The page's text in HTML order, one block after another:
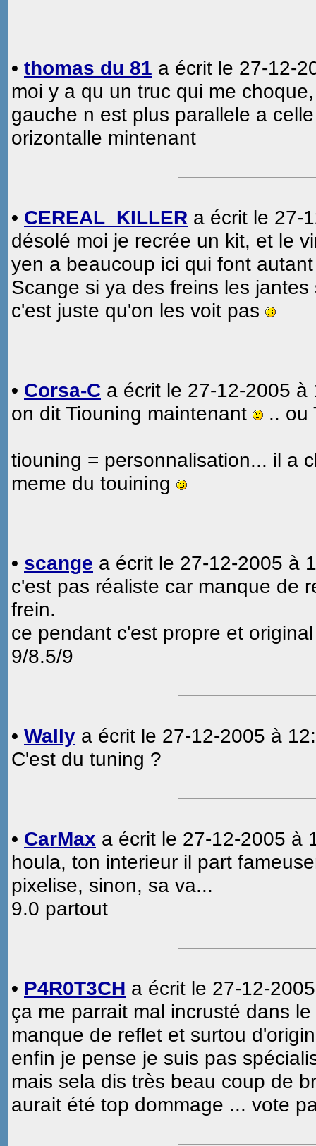
• thomas du 81 a écrit le 27-12-
moi y a qu un truc qui me
gauche n est plus parallele a
orizontalle mintenant
• CEREAL_KILLER a écrit le 27-
désolé moi je recrée un kit, et le
yen a beaucoup ici qui font
Scange si ya des freins les
c'est juste qu'on les voit pas
• Corsa-C a écrit le 27-12-2005 à
on dit Tiouning maintenant
.. ou
tiouning = personnalisation... il a
meme du touining
• scange a écrit le 27-12-2005 à
c'est pas réaliste car manque de
frein.
ce pendant c'est propre et original
9/8.5/9
• Wally a écrit le 27-12-2005 à
C'est du tuning ?
• CarMax a écrit le 27-12-2005 à
houla, ton interieur il part
pixelise, sinon, sa va...
9.0 partout
• P4R0T3CH a écrit le 27-12-
ça me parrait mal incrusté dans
manque de reflet et surtou
enfin je pense je suis pas
mais sela dis très beau coup de
aurait été top dommage ... vote